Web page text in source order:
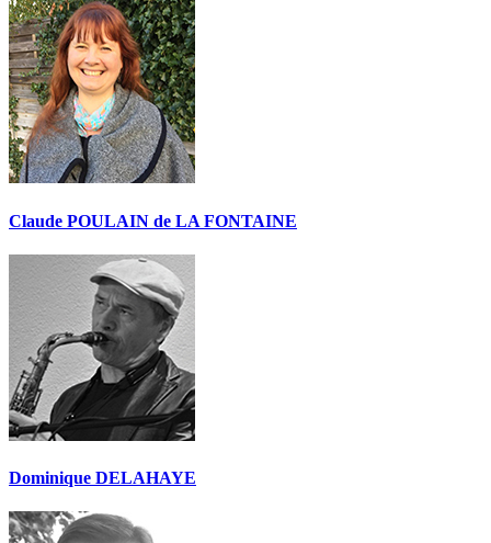
Claude POULAIN de LA FONTAINE
Dominique DELAHAYE